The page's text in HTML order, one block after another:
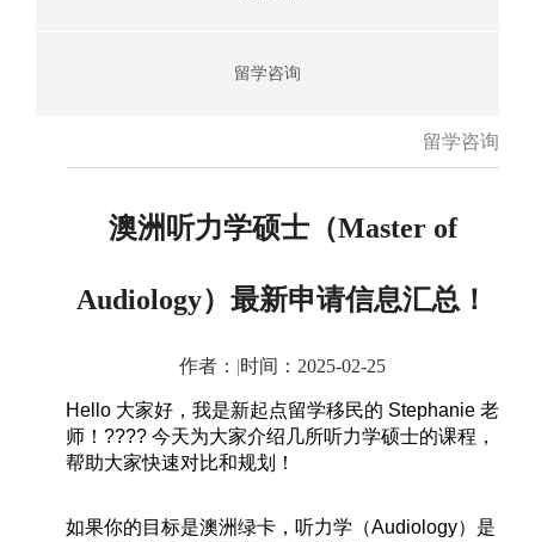
留学咨询
留学咨询
​澳洲听力学硕士（Master of
Audiology）最新申请信息汇总！
作者： |时间：2025-02-25
Hello 大家好，我是新起点留学移民的 Stephanie 老
师！ ???? 今天为大家介绍几所听力学硕士的课程，
帮助大家快速对比和规划！
如果你的目标是澳洲绿卡，听力学（Audiology）是